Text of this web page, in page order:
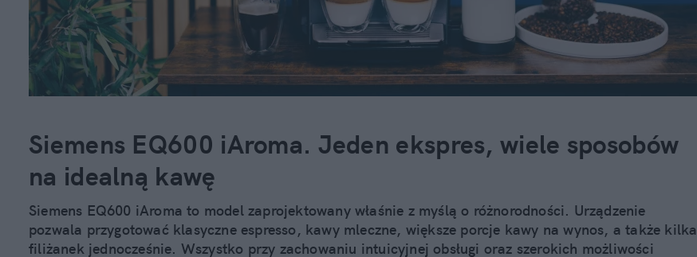
Siemens EQ600 iAroma. Jeden ekspres, wiele sposobów
na idealną kawę
Siemens EQ600 iAroma to model zaprojektowany właśnie z myślą o różnorodności. Urządzenie
pozwala przygotować klasyczne espresso, kawy mleczne, większe porcje kawy na wynos, a także kilka
filiżanek jednocześnie. Wszystko przy zachowaniu intuicyjnej obsługi oraz szerokich możliwości